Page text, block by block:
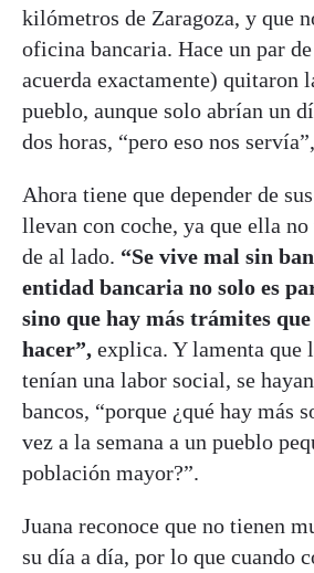
kilómetros de Zaragoza, y que
oficina bancaria. Hace un par
acuerda exactamente) quitaron
pueblo, aunque solo abrían un
dos horas, “pero eso nos
Ahora tiene que depender de
llevan con coche, ya que ella
de al lado. “Se vive mal sin
entidad bancaria no solo es
sino que hay más trámites
hacer”, explica. Y lamenta que
tenían una labor social, se
bancos, “porque ¿qué hay más
vez a la semana a un pueblo
población mayor?”.
Juana reconoce que no tienen
su día a día, por lo que cuando